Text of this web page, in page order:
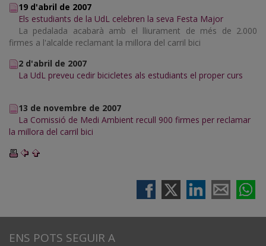
19 d'abril de 2007
Els estudiants de la UdL celebren la seva Festa Major
La pedalada acabarà amb el lliurament de més de 2.000
firmes a l'alcalde reclamant la millora del carril bici
2 d'abril de 2007
La UdL preveu cedir bicicletes als estudiants el proper curs
13 de novembre de 2007
La Comissió de Medi Ambient recull 900 firmes per reclamar
la millora del carril bici
ENS POTS SEGUIR A